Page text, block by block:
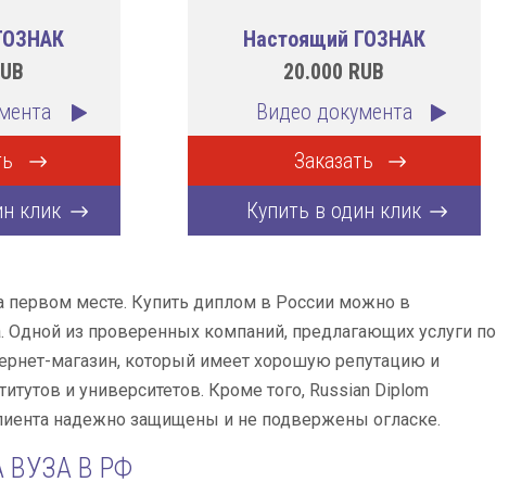
клик
Настоящий ГОЗНАК
20.000 RUB
Видео документа
Заказать
Купить в один клик
первом месте. Купить диплом в России можно в
из проверенных компаний, предлагающих услуги по
магазин, который имеет хорошую репутацию и
и университетов. Кроме того, Russian Diplom
надежно защищены и не подвержены огласке.
В РФ